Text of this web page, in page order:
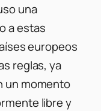
una
a estas
europeos
reglas, ya
un momento
libre y